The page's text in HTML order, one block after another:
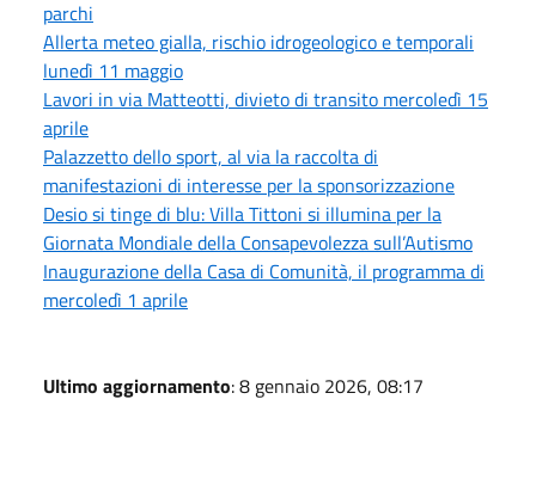
parchi
Allerta meteo gialla, rischio idrogeologico e temporali
lunedì 11 maggio
Lavori in via Matteotti, divieto di transito mercoledì 15
aprile
Palazzetto dello sport, al via la raccolta di
manifestazioni di interesse per la sponsorizzazione
Desio si tinge di blu: Villa Tittoni si illumina per la
Giornata Mondiale della Consapevolezza sull’Autismo
Inaugurazione della Casa di Comunità, il programma di
mercoledì 1 aprile
Ultimo aggiornamento: 8 gennaio 2026, 08:17